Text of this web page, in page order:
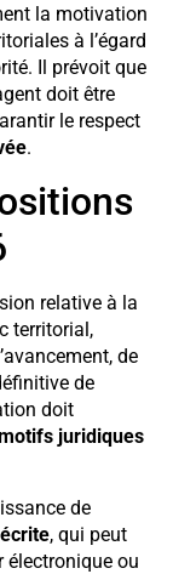
la motivation
à l’égard
Il prévoit que
doit être
le respect
.
relative à la
territorial,
de
de
doit
juridiques
de
, qui peut
électronique ou